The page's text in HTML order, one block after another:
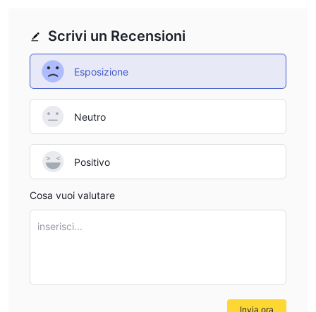
Scrivi un Recensioni
Esposizione
Neutro
Positivo
Cosa vuoi valutare
inserisci...
Invia ora